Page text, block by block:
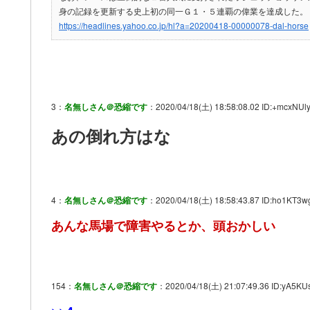
身の記録を更新する史上初の同一Ｇ１・５連覇の偉業を達成した。
https://headlines.yahoo.co.jp/hl?a=20200418-00000078-dal-horse
3： 名無しさん＠恐縮です ：2020/04/18(土) 18:58:08.02
あの倒れ方はな
4： 名無しさん＠恐縮です ：2020/04/18(土) 18:58:43.87
あんな馬場で障害やるとか、頭おかしい
154： 名無しさん＠恐縮です ：2020/04/18(土) 21:07:49.36